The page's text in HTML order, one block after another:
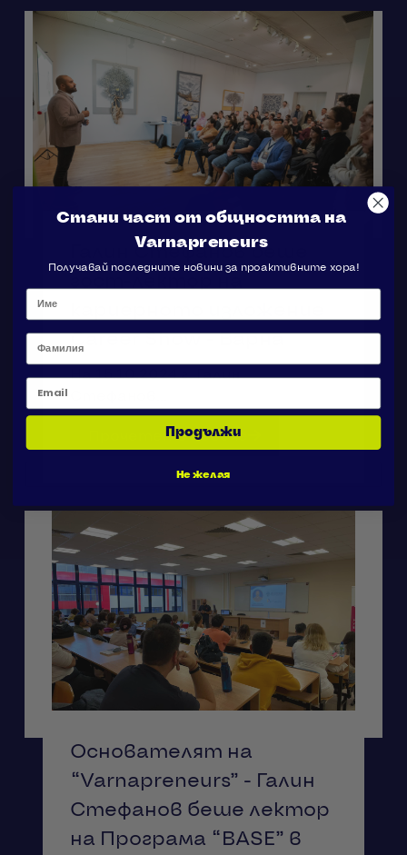
Галин Стефанов беше
Career Show - Варна
На 15.10.2024 г. Галин
Прочетете повече
Основателят на
“Varnapreneurs” - Галин
Стефанов беше лектор
на Програма “ВАSЕ” в
Стани част от общността на
Varnapreneurs
Получавай последните новини за проактивните хора!
Фамилия
Email
Продължи
Не желая